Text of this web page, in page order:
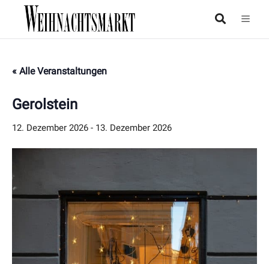
« Alle Veranstaltungen
Gerolstein
12. Dezember 2026 - 13. Dezember 2026